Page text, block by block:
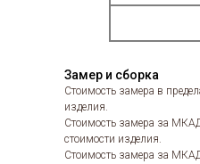
Замер и сборка
Стоимость замера в
изделия.
Стоимость замера за
стоимости изделия.
Стоимость замера за